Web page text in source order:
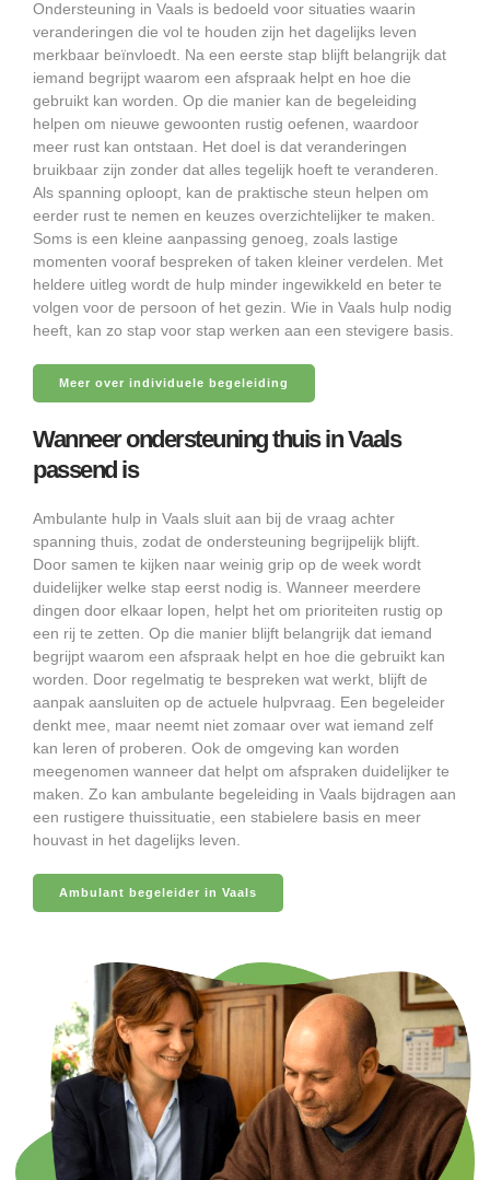
Ondersteuning in Vaals is bedoeld voor situaties waarin
veranderingen die vol te houden zijn het dagelijks leven
merkbaar beïnvloedt. Na een eerste stap blijft belangrijk dat
iemand begrijpt waarom een afspraak helpt en hoe die
gebruikt kan worden. Op die manier kan de begeleiding
helpen om nieuwe gewoonten rustig oefenen, waardoor
meer rust kan ontstaan. Het doel is dat veranderingen
bruikbaar zijn zonder dat alles tegelijk hoeft te veranderen.
Als spanning oploopt, kan de praktische steun helpen om
eerder rust te nemen en keuzes overzichtelijker te maken.
Soms is een kleine aanpassing genoeg, zoals lastige
momenten vooraf bespreken of taken kleiner verdelen. Met
heldere uitleg wordt de hulp minder ingewikkeld en beter te
volgen voor de persoon of het gezin. Wie in Vaals hulp nodig
heeft, kan zo stap voor stap werken aan een stevigere basis.
Meer over individuele begeleiding
Wanneer ondersteuning thuis in Vaals
passend is
Ambulante hulp in Vaals sluit aan bij de vraag achter
spanning thuis, zodat de ondersteuning begrijpelijk blijft.
Door samen te kijken naar weinig grip op de week wordt
duidelijker welke stap eerst nodig is. Wanneer meerdere
dingen door elkaar lopen, helpt het om prioriteiten rustig op
een rij te zetten. Op die manier blijft belangrijk dat iemand
begrijpt waarom een afspraak helpt en hoe die gebruikt kan
worden. Door regelmatig te bespreken wat werkt, blijft de
aanpak aansluiten op de actuele hulpvraag. Een begeleider
denkt mee, maar neemt niet zomaar over wat iemand zelf
kan leren of proberen. Ook de omgeving kan worden
meegenomen wanneer dat helpt om afspraken duidelijker te
maken. Zo kan ambulante begeleiding in Vaals bijdragen aan
een rustigere thuissituatie, een stabielere basis en meer
houvast in het dagelijks leven.
Ambulant begeleider in Vaals